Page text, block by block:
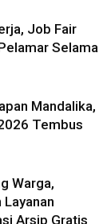
Job Fair
Selama
Mandalika,
Tembus
Warga,
Arsip Gratis